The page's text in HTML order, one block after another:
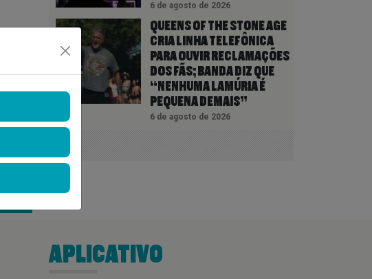
6 de agosto de 2026
QUEENS OF THE STONE AGE
CRIA LINHA TELEFÔNICA
PARA OUVIR RECLAMAÇÕES
DOS FÃS; BANDA DIZ QUE
“NENHUMA LAMÚRIA É
PEQUENA DEMAIS”
6 de agosto de 2026
APLICATIVO